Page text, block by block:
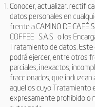
Conocer, actualizar,
datos personales en
frente a CAMINO DE CAFÉ
COFFEE S.A.S o los
Tratamiento de datos. Este
podrá ejercer, entre otros
parciales, inexactos,
fraccionados, que induzcan
aquellos cuyo Tratamiento
expresamente prohibido o